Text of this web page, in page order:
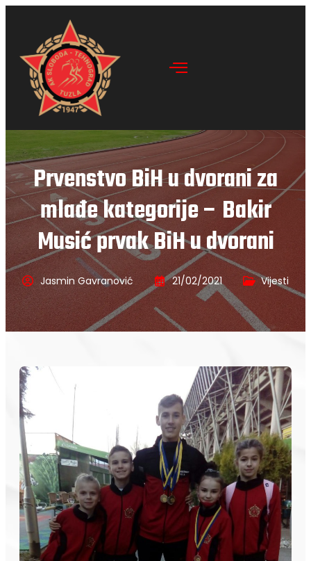
Prvenstvo BiH u dvorani za
mlađe kategorije – Bakir
Musić prvak BiH u dvorani
Jasmin Gavranović 21/02/2021 Vijesti